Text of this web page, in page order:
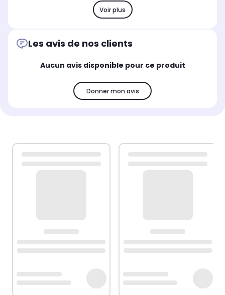
Voir plus
Les avis de nos clients
Aucun avis disponible pour ce produit
Donner mon avis